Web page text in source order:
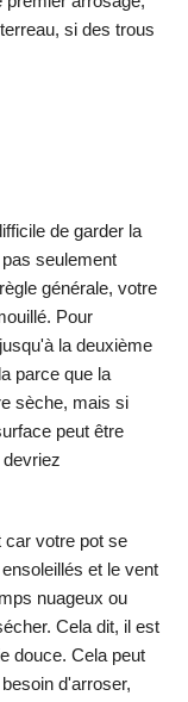
si des trous
de garder la
seulement
générale, votre
Pour
la deuxième
parce que la
sèche, mais si
peut être
car votre pot se
et le vent
nuageux ou
Cela dit, il est
douce. Cela peut
d'arroser,